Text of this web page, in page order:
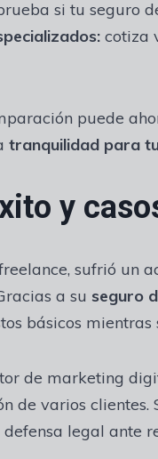
si tu seguro
cotiza
puede
tranquilidad para
y
sufrió un
a su seguro
básicos mientras
de marketing
de varios
legal ante